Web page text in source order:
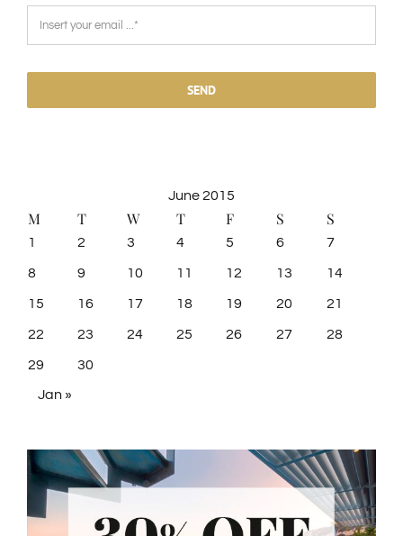
SEND
June 2015
M T W T F S S
1 2 3 4 5 6 7
8 9 10 11 12 13 14
15 16 17 18 19 20 21
22 23 24 25 26 27 28
29 30
Jan »